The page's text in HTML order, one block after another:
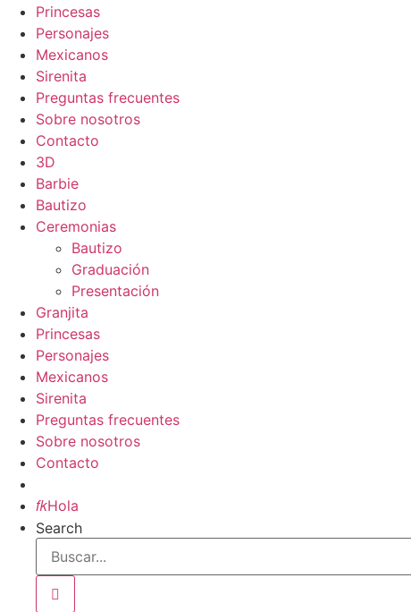
Princesas
Personajes
Mexicanos
Sirenita
Preguntas frecuentes
Sobre nosotros
Contacto
3D
Barbie
Bautizo
Ceremonias
Bautizo
Graduación
Presentación
Granjita
Princesas
Personajes
Mexicanos
Sirenita
Preguntas frecuentes
Sobre nosotros
Contacto
Hola
Search